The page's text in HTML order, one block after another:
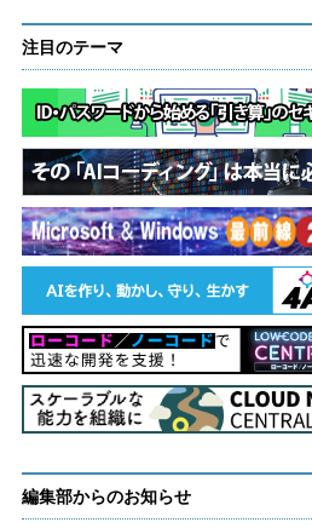
注目のテーマ
編集部からのお知らせ